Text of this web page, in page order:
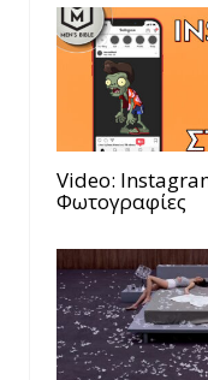
Video:
Φωτογραφίες